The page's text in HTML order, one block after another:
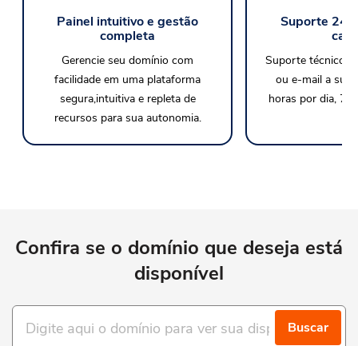
Painel intuitivo e gestão
completa
Gerencie seu domínio com
facilidade em uma plataforma
segura,intuitiva e repleta de
recursos para sua autonomia.
Suporte 24/
Suporte técnico
ou e-mail a sua
horas por dia, 7
Confira se o domínio que deseja está
disponível
Buscar